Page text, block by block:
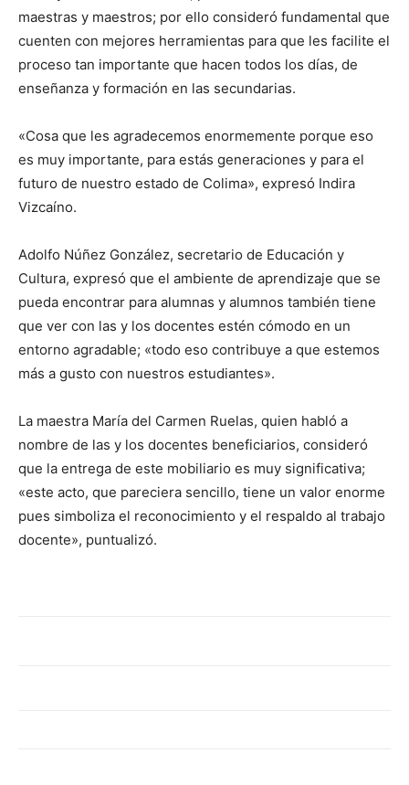
maestras y maestros; por ello consideró fundamental que
cuenten con mejores herramientas para que les facilite el
proceso tan importante que hacen todos los días, de
enseñanza y formación en las secundarias.
«Cosa que les agradecemos enormemente porque eso
es muy importante, para estás generaciones y para el
futuro de nuestro estado de Colima», expresó Indira
Vizcaíno.
Adolfo Núñez González, secretario de Educación y
Cultura, expresó que el ambiente de aprendizaje que se
pueda encontrar para alumnas y alumnos también tiene
que ver con las y los docentes estén cómodo en un
entorno agradable; «todo eso contribuye a que estemos
más a gusto con nuestros estudiantes».
La maestra María del Carmen Ruelas, quien habló a
nombre de las y los docentes beneficiarios, consideró
que la entrega de este mobiliario es muy significativa;
«este acto, que pareciera sencillo, tiene un valor enorme
pues simboliza el reconocimiento y el respaldo al trabajo
docente», puntualizó.